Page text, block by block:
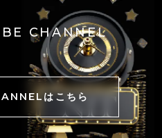
CHANNEL
はこちら